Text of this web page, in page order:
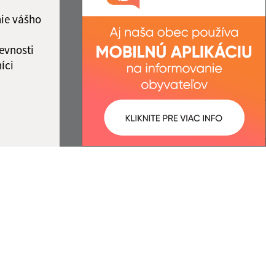
vášho
12:00 - 13:00
IČO: 00325767